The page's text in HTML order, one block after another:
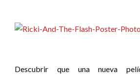
Descubrir que una nueva